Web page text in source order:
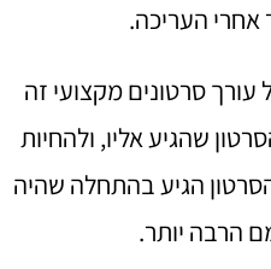
אחרי העריכה.
סרטונים מקצועי זה
שהגיע אליו, ולהחיות
הגיע בהתחלה שהיה
הרבה יותר.